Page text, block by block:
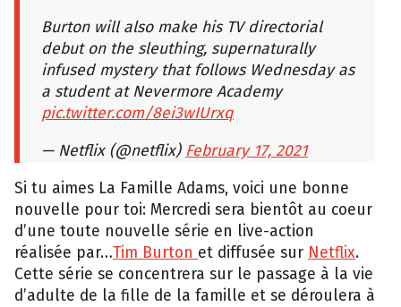
Burton will also make his TV directorial
debut on the sleuthing, supernaturally
infused mystery that follows Wednesday as
a student at Nevermore Academy
pic.twitter.com/8ei3wIUrxq
— Netflix (@netflix) February 17, 2021
Si tu aimes La Famille Adams, voici une bonne
nouvelle pour toi: Mercredi sera bientôt au coeur
d’une toute nouvelle série en live-action
réalisée par…Tim Burton et diffusée sur Netflix.
Cette série se concentrera sur le passage à la vie
d’adulte de la fille de la famille et se déroulera à